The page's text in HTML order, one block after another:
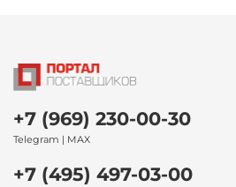
+7 (969) 230-00-30
Telegram | MAX
+7 (495) 497-03-00